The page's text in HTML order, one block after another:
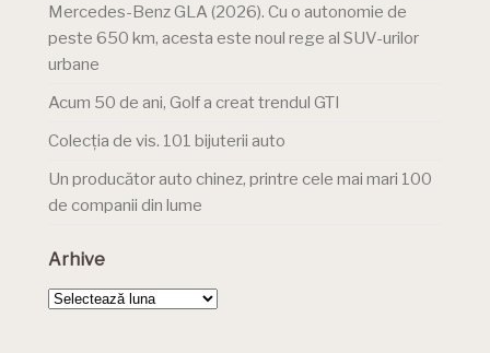
Mercedes-Benz GLA (2026). Cu o autonomie de
peste 650 km, acesta este noul rege al SUV-urilor
urbane
Acum 50 de ani, Golf a creat trendul GTI
Colecția de vis. 101 bijuterii auto
Un producător auto chinez, printre cele mai mari 100
de companii din lume
Arhive
Arhive